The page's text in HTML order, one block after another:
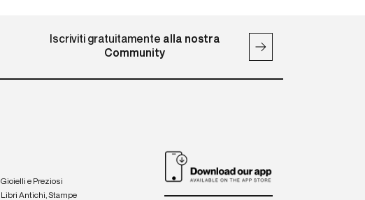
Iscriviti gratuitamente alla nostra
Community
Gioielli e Preziosi
Libri Antichi, Stampe